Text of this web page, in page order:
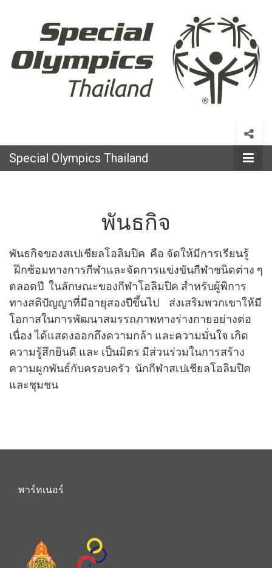
Olympics
Special Olympics Thailand
พันธกิจ
พันธกิจของสเปเชียลโอลิมปิค คือ จัดให้มีการเรียนรู้
ฝึกซ้อมทางการกีฬาและจัดการแข่งขันกีฬาชนิดต่าง ๆ
ตลอดปี ในลักษณะของกีฬาโอลิมปิค สำหรับผู้พิการ
ทางสติปัญญาที่มีอายุสองปีขึ้นไป ส่งเสริมพวกเขาให้มี
โอกาสในการพัฒนาสมรรถภาพทางร่างกายอย่างต่อ
เนื่อง ได้แสดงออกถึงความกล้า และความมั่นใจ เกิด
ความรู้สึกยินดี และ เป็นมิตร มีส่วนร่วมในการสร้าง
ความผูกพันธ์กับครอบครัว นักกีฬาสเปเชียลโอลิมปิค
และชุมชน
พาร์ทเนอร์